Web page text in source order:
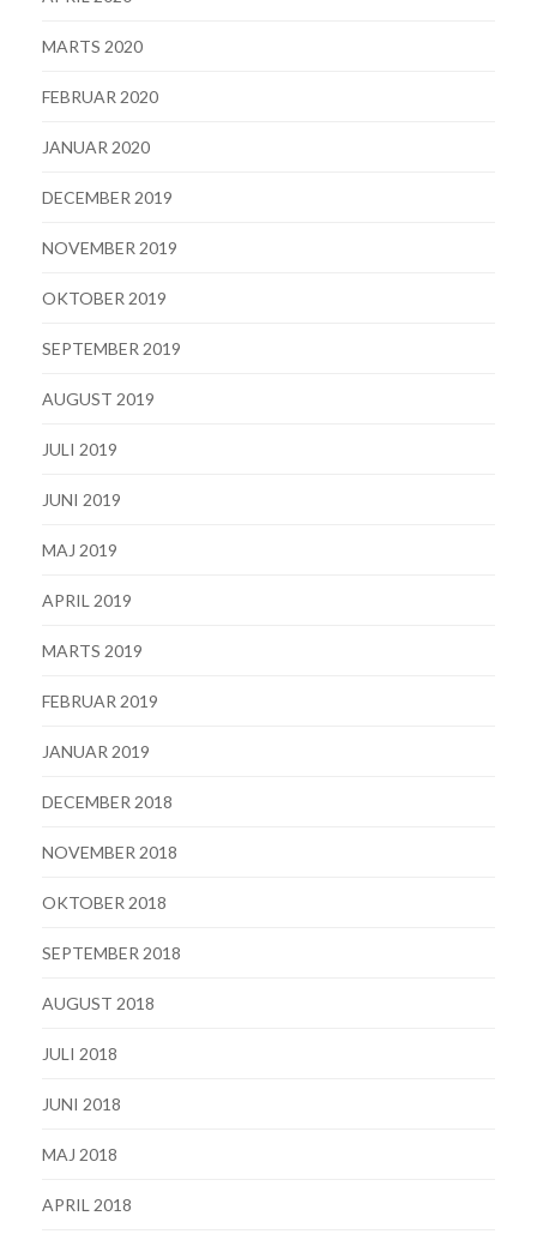
MARTS 2020
FEBRUAR 2020
JANUAR 2020
DECEMBER 2019
NOVEMBER 2019
OKTOBER 2019
SEPTEMBER 2019
AUGUST 2019
JULI 2019
JUNI 2019
MAJ 2019
APRIL 2019
MARTS 2019
FEBRUAR 2019
JANUAR 2019
DECEMBER 2018
NOVEMBER 2018
OKTOBER 2018
SEPTEMBER 2018
AUGUST 2018
JULI 2018
JUNI 2018
MAJ 2018
APRIL 2018